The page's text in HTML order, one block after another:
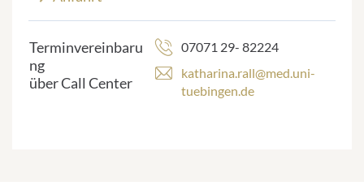
Terminvereinbaru
ng
über Call Center
07071 29- 82224
katharina.rall@med.uni-
tuebingen.de